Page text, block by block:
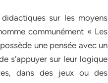
sur les moyens
communément « Les
une pensée avec un
s’appuyer sur leur logique
dans des jeux ou des